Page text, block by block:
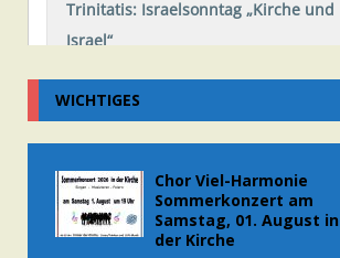
WICHTIGES
Chor Viel-Harmonie
Sommerkonzert am
Samstag, 01. August in
der Kirche